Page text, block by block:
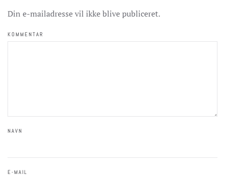
Din e-mailadresse vil ikke blive publiceret.
KOMMENTAR
NAVN
E-MAIL